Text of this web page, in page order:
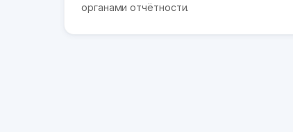
органами отчётности.